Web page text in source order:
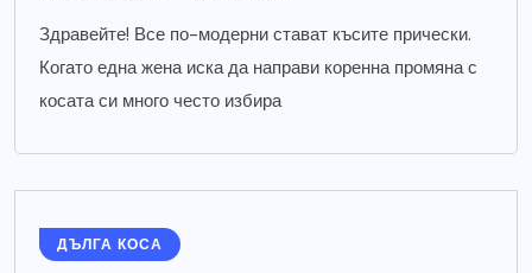
Здравейте! Все по-модерни стават късите прически.
Когато една жена иска да направи коренна промяна с
косата си много често избира
ДЪЛГА КОСА